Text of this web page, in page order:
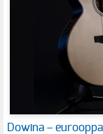
Dowina –